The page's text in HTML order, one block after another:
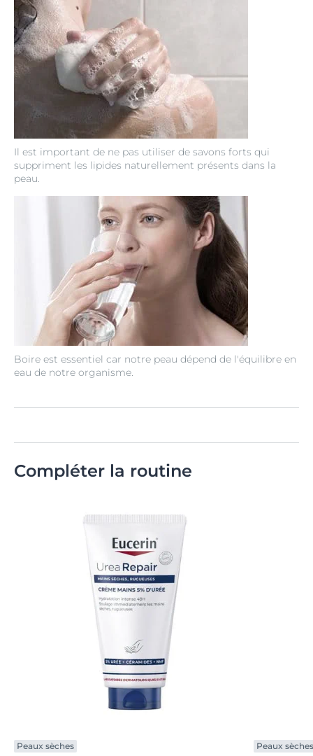
Il est important de ne pas utiliser de savons forts qui
suppriment les lipides naturellement présents dans la
peau.
Boire est essentiel car notre peau dépend de l'équilibre en
eau de notre organisme.
Compléter la routine
Peaux sèches Peaux sèches